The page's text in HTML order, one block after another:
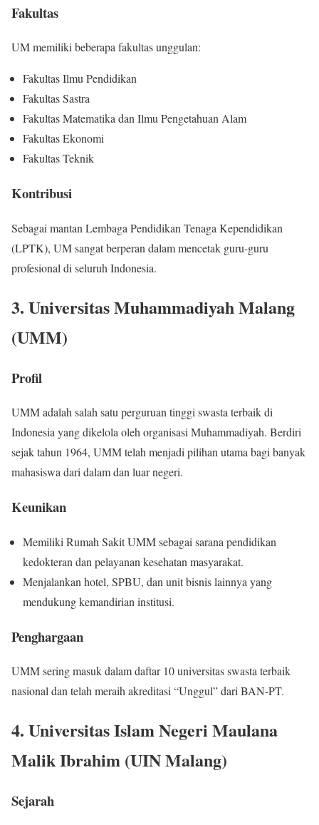
Fakultas
UM memiliki beberapa fakultas unggulan:
Fakultas Ilmu Pendidikan
Fakultas Sastra
Fakultas Matematika dan Ilmu Pengetahuan Alam
Fakultas Ekonomi
Fakultas Teknik
Kontribusi
Sebagai mantan Lembaga Pendidikan Tenaga Kependidikan
(LPTK), UM sangat berperan dalam mencetak guru-guru
profesional di seluruh Indonesia.
3. Universitas Muhammadiyah Malang
(UMM)
Profil
UMM adalah salah satu perguruan tinggi swasta terbaik di
Indonesia yang dikelola oleh organisasi Muhammadiyah. Berdiri
sejak tahun 1964, UMM telah menjadi pilihan utama bagi banyak
mahasiswa dari dalam dan luar negeri.
Keunikan
Memiliki Rumah Sakit UMM sebagai sarana pendidikan
kedokteran dan pelayanan kesehatan masyarakat.
Menjalankan hotel, SPBU, dan unit bisnis lainnya yang
mendukung kemandirian institusi.
Penghargaan
UMM sering masuk dalam daftar 10 universitas swasta terbaik
nasional dan telah meraih akreditasi “Unggul” dari BAN-PT.
4. Universitas Islam Negeri Maulana
Malik Ibrahim (UIN Malang)
Sejarah